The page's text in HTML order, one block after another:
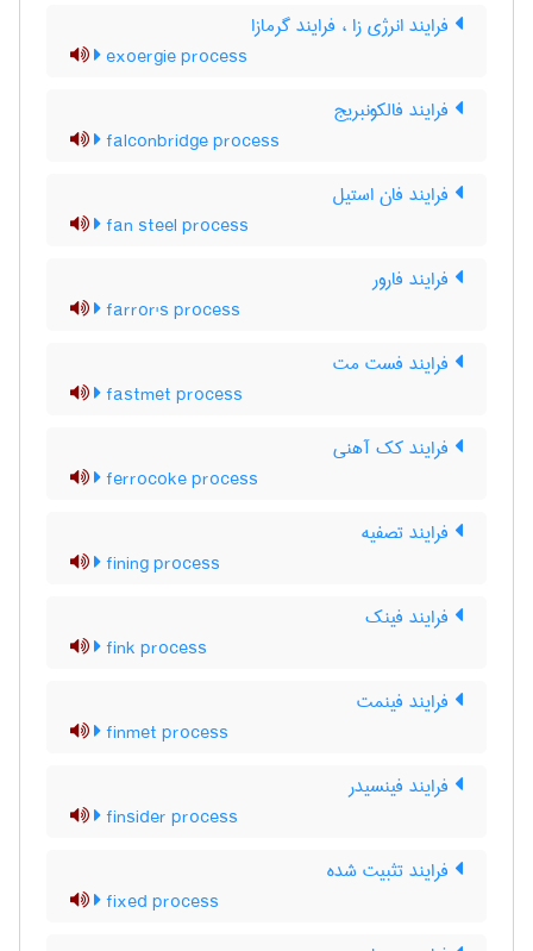
فرایند انرژی زا ، فرایند گرمازا
exoergie process
فرایند فالکونبریج
falconbridge process
فرایند فان استیل
fan steel process
فرایند فارور
farror's process
فرایند فست مت
fastmet process
فرایند کک آهنی
ferrocoke process
فرایند تصفیه
fining process
فرایند فینک
fink process
فرایند فینمت
finmet process
فرایند فینسیدر
finsider process
فرایند تثبیت شده
fixed process